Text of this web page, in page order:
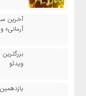
آرمانی»
ویدئو